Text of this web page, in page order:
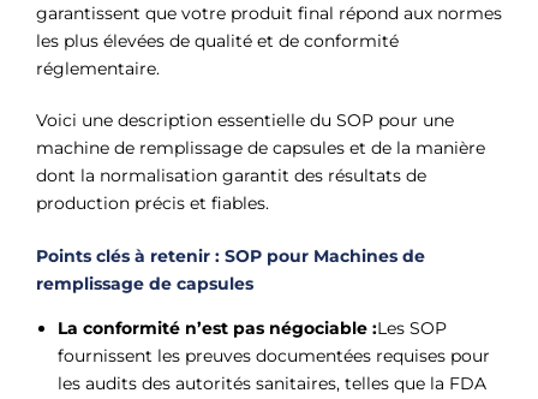
garantissent que votre produit final répond aux normes
les plus élevées de qualité et de conformité
réglementaire.
Voici une description essentielle du SOP pour une
machine de remplissage de capsules et de la manière
dont la normalisation garantit des résultats de
production précis et fiables.
Points clés à retenir : SOP pour Machines de
remplissage de capsules
La conformité n’est pas négociable :Les SOP
fournissent les preuves documentées requises pour
les audits des autorités sanitaires, telles que la FDA